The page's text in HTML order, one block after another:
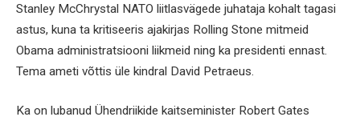
Stanley McChrystal NATO liitlasvägede juhataja kohalt tagasi
astus, kuna ta kritiseeris ajakirjas Rolling Stone mitmeid
Obama administratsiooni liikmeid ning ka presidenti ennast.
Tema ameti võttis üle kindral David Petraeus.
Ka on lubanud Ühendriikide kaitseminister Robert Gates